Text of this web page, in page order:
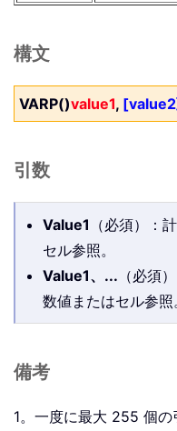
構文
VARP()value1,
引数
Value1 （必須）：
セル参照。
Value1、... （必須
数値またはセル参照
備考
1。一度に最大 255 個の